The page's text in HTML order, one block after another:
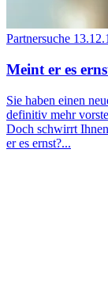
Partnersuche
Meint er es
Sie haben einen
definitiv mehr
Doch schwirrt
er es ernst?...